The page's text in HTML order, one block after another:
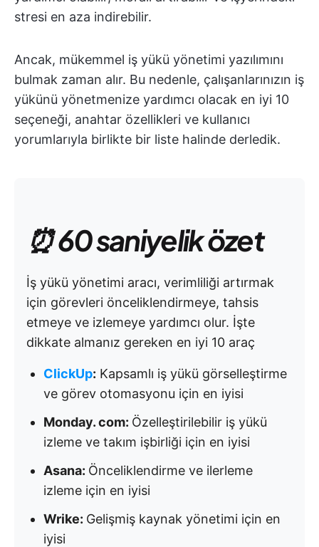
stresi en aza indirebilir.
Ancak, mükemmel iş yükü yönetimi yazılımını
bulmak zaman alır. Bu nedenle, çalışanlarınızın iş
yükünü yönetmenize yardımcı olacak en iyi 10
seçeneği, anahtar özellikleri ve kullanıcı
yorumlarıyla birlikte bir liste halinde derledik.
⏰ 60 saniyelik özet
İş yükü yönetimi aracı, verimliliği artırmak
için görevleri önceliklendirmeye, tahsis
etmeye ve izlemeye yardımcı olur. İşte
dikkate almanız gereken en iyi 10 araç
ClickUp: Kapsamlı iş yükü görselleştirme
ve görev otomasyonu için en iyisi
Monday. com: Özelleştirilebilir iş yükü
izleme ve takım işbirliği için en iyisi
Asana: Önceliklendirme ve ilerleme
izleme için en iyisi
Wrike: Gelişmiş kaynak yönetimi için en
iyisi